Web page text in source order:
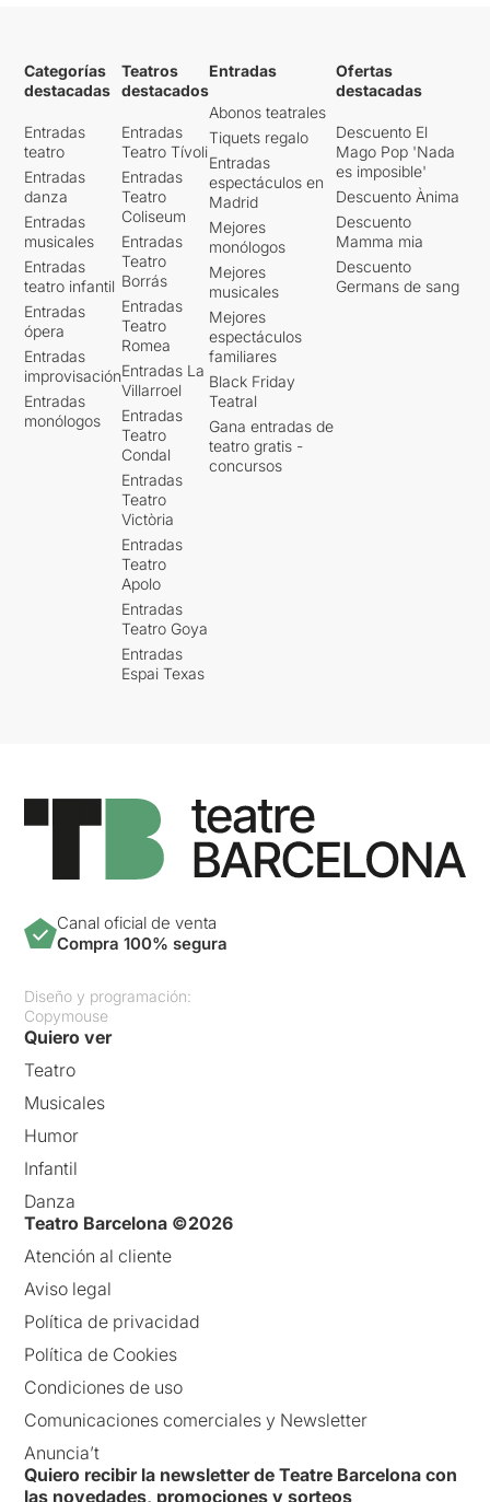
Categorías
destacadas
Entradas
teatro
Entradas
danza
Entradas
musicales
Entradas
teatro infantil
Entradas
ópera
Entradas
improvisación
Entradas
monólogos
Teatros
destacados
Entradas
Teatro Tívoli
Entradas
Teatro
Coliseum
Entradas
Teatro
Borrás
Entradas
Teatro
Romea
Entradas La
Villarroel
Entradas
Teatro
Condal
Entradas
Teatro
Victòria
Entradas
Teatro
Apolo
Entradas
Teatro Goya
Entradas
Espai Texas
Entradas
Abonos teatrales
Tiquets regalo
Entradas
espectáculos en
Madrid
Mejores
monólogos
Mejores
musicales
Mejores
espectáculos
familiares
Black Friday
Teatral
Gana entradas de
teatro gratis -
concursos
Ofertas
destacadas
Descuento El
Mago Pop 'Nada
es imposible'
Descuento Ànima
Descuento
Mamma mia
Descuento
Germans de sang
Canal oficial de venta
Compra 100% segura
Diseño y programación:
Copymouse
Quiero ver
Teatro
Musicales
Humor
Infantil
Danza
Teatro Barcelona ©2026
Atención al cliente
Aviso legal
Política de privacidad
Política de Cookies
Condiciones de uso
Comunicaciones comerciales y Newsletter
Anuncia’t
Quiero recibir la newsletter de Teatre Barcelona con
las novedades, promociones y sorteos